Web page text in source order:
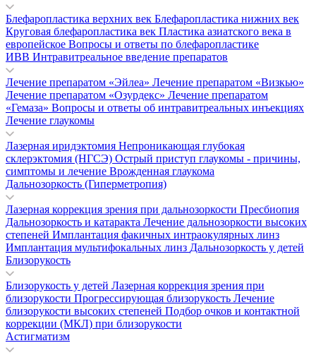
Блефаропластика верхних век Блефаропластика нижних век
Круговая блефаропластика век Пластика азиатского века в
европейское Вопросы и ответы по блефаропластике
ИВВ Интравитреальное введение препаратов
Лечение препаратом «Эйлеа» Лечение препаратом «Визкью»
Лечение препаратом «Озурдекс» Лечение препаратом
«Гемаза» Вопросы и ответы об интравитреальных инъекциях
Лечение глаукомы
Лазерная иридэктомия Непроникающая глубокая
склерэктомия (НГСЭ) Острый приступ глаукомы - причины,
симптомы и лечение Врожденная глаукома
Дальнозоркость (Гиперметропия)
Лазерная коррекция зрения при дальнозоркости Пресбиопия
Дальнозоркость и катаракта Лечение дальнозоркости высоких
степеней Имплантация факичных интраокулярных линз
Имплантация мультифокальных линз Дальнозоркость у детей
Близорукость
Близорукость у детей Лазерная коррекция зрения при
близорукости Прогрессирующая близорукость Лечение
близорукости высоких степеней Подбор очков и контактной
коррекции (МКЛ) при близорукости
Астигматизм